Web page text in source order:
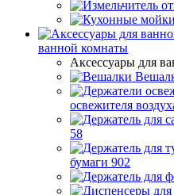
ванной комнаты
Аксессуары для
освежителя
58
бумаги 902